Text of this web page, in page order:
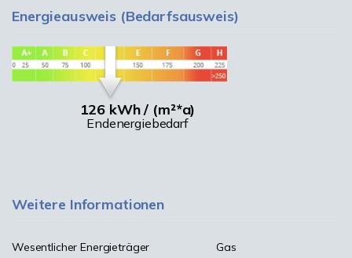
Energieausweis (Bedarfsausweis)
126 kWh / (m²*a)
Endenergiebedarf
Weitere Informationen
Wesentlicher Energieträger
Gas